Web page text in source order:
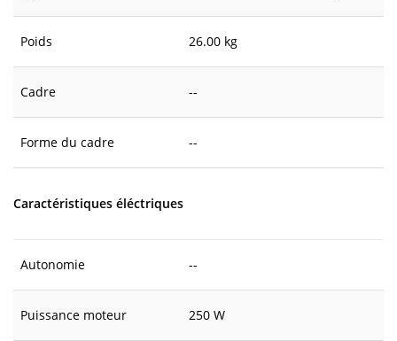
Poids 26.00 kg
Cadre --
Forme du cadre --
Caractéristiques éléctriques
Autonomie --
Puissance moteur 250 W